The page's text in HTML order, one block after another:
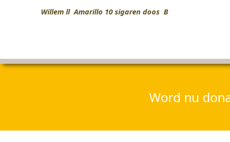
Willem ll Amarillo 10 sigaren doos B
Word nu